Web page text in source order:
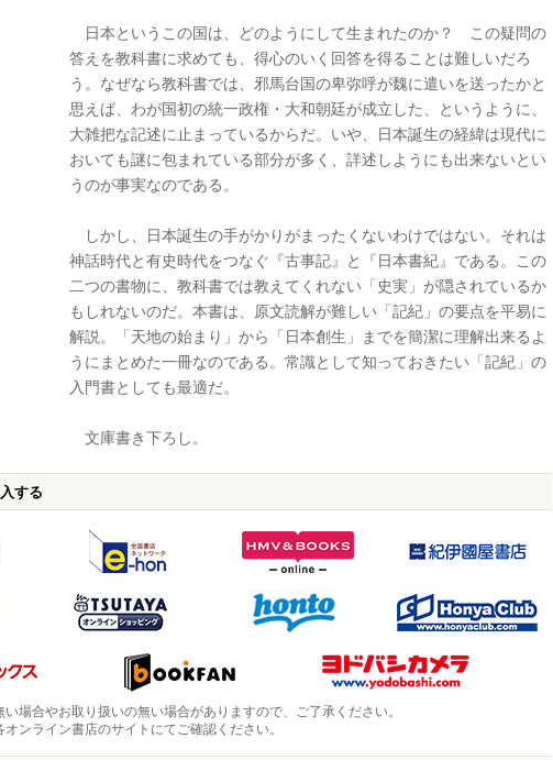
日本というこの国は、どのようにして生まれたのか？ この疑問の
答えを教科書に求めても、得心のいく回答を得ることは難しいだろ
う。なぜなら教科書では、邪馬台国の卑弥呼が魏に遣いを送ったかと
思えば、わが国初の統一政権・大和朝廷が成立した、というように、
大雑把な記述に止まっているからだ。いや、日本誕生の経緯は現代に
おいても謎に包まれている部分が多く、詳述しようにも出来ないとい
うのが事実なのである。
しかし、日本誕生の手がかりがまったくないわけではない。それは
神話時代と有史時代をつなぐ『古事記』と『日本書紀』である。この
二つの書物に、教科書では教えてくれない「史実」が隠されているか
もしれないのだ。本書は、原文読解が難しい「記紀」の要点を平易に
解説。「天地の始まり」から「日本創生」までを簡潔に理解出来るよ
うにまとめた一冊なのである。常識として知っておきたい「記紀」の
入門書としても最適だ。
文庫書き下ろし。
する
場合やお取り扱いの無い場合がありますので、ご了承ください。
ンライン書店のサイトにてご確認ください。